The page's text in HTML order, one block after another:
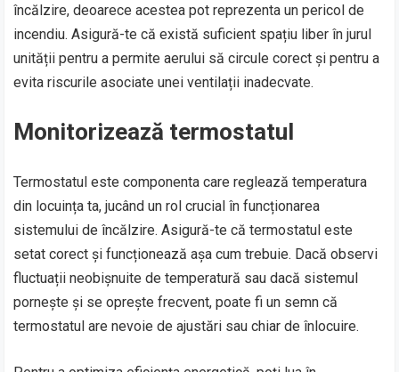
încălzire, deoarece acestea pot reprezenta un pericol de
incendiu. Asigură-te că există suficient spațiu liber în jurul
unității pentru a permite aerului să circule corect și pentru a
evita riscurile asociate unei ventilații inadecvate.
Monitorizează termostatul
Termostatul este componenta care reglează temperatura
din locuința ta, jucând un rol crucial în funcționarea
sistemului de încălzire. Asigură-te că termostatul este
setat corect și funcționează așa cum trebuie. Dacă observi
fluctuații neobișnuite de temperatură sau dacă sistemul
pornește și se oprește frecvent, poate fi un semn că
termostatul are nevoie de ajustări sau chiar de înlocuire.